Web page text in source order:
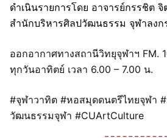
ดำเนินรายการโดย อาจารย์กรรชิต
สำนักบริหารศิลปวัฒนธรรม จุฬาลง
ออกอากาศทางสถานีวิทยุจุฬาฯ FM.
ทุกวันอาทิตย์ เวลา 6.00 – 7.00 น.
#จุฬาวาทิต #หอสมุดดนตรีไทยจุฬา
วัฒนธรรมจุฬา #CUArtCulture